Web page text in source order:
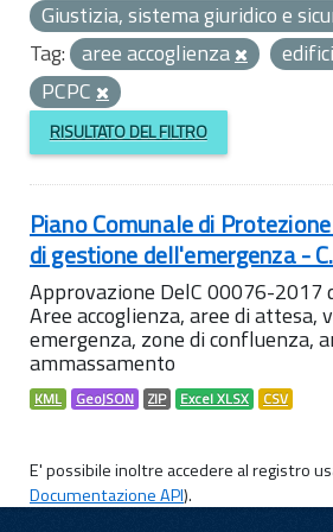
Giustizia, sistema giuridico e
Tag: aree accoglienza
PCPC
RISULTATO DEL FILTRO
Piano Comunale di
di gestione dell'emergenza -
Approvazione DelC 00076-
Aree accoglienza, aree di attesa,
emergenza, zone di confluenza,
ammassamento
KML GeoJSON ZIP Excel XLSX CSV
E' possibile inoltre accedere al registro
Documentazione API).